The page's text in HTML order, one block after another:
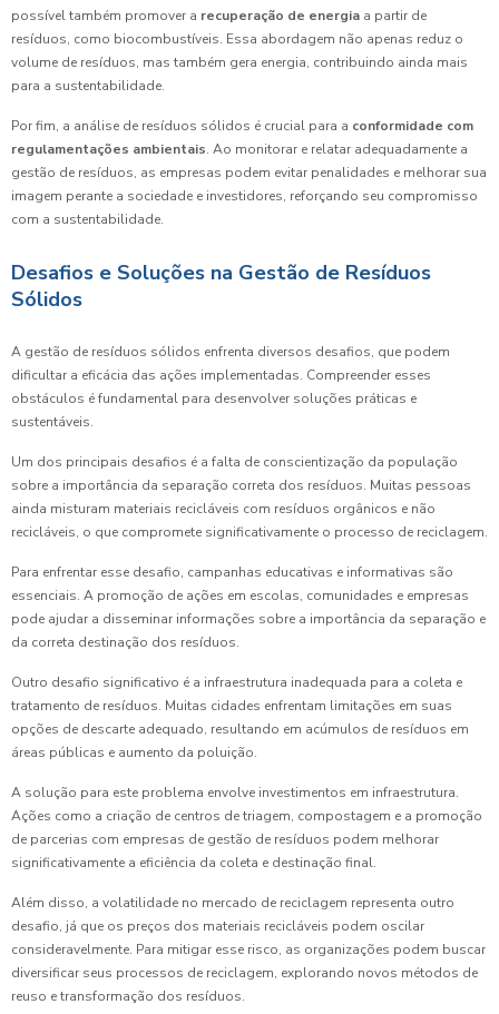
possível também promover a recuperação de energia a partir de
resíduos, como biocombustíveis. Essa abordagem não apenas reduz o
volume de resíduos, mas também gera energia, contribuindo ainda mais
para a sustentabilidade.
Por fim, a análise de resíduos sólidos é crucial para a conformidade com
regulamentações ambientais. Ao monitorar e relatar adequadamente a
gestão de resíduos, as empresas podem evitar penalidades e melhorar sua
imagem perante a sociedade e investidores, reforçando seu compromisso
com a sustentabilidade.
Desafios e Soluções na Gestão de Resíduos
Sólidos
A gestão de resíduos sólidos enfrenta diversos desafios, que podem
dificultar a eficácia das ações implementadas. Compreender esses
obstáculos é fundamental para desenvolver soluções práticas e
sustentáveis.
Um dos principais desafios é a falta de conscientização da população
sobre a importância da separação correta dos resíduos. Muitas pessoas
ainda misturam materiais recicláveis com resíduos orgânicos e não
recicláveis, o que compromete significativamente o processo de reciclagem.
Para enfrentar esse desafio, campanhas educativas e informativas são
essenciais. A promoção de ações em escolas, comunidades e empresas
pode ajudar a disseminar informações sobre a importância da separação e
da correta destinação dos resíduos.
Outro desafio significativo é a infraestrutura inadequada para a coleta e
tratamento de resíduos. Muitas cidades enfrentam limitações em suas
opções de descarte adequado, resultando em acúmulos de resíduos em
áreas públicas e aumento da poluição.
A solução para este problema envolve investimentos em infraestrutura.
Ações como a criação de centros de triagem, compostagem e a promoção
de parcerias com empresas de gestão de resíduos podem melhorar
significativamente a eficiência da coleta e destinação final.
Além disso, a volatilidade no mercado de reciclagem representa outro
desafio, já que os preços dos materiais recicláveis podem oscilar
consideravelmente. Para mitigar esse risco, as organizações podem buscar
diversificar seus processos de reciclagem, explorando novos métodos de
reuso e transformação dos resíduos.